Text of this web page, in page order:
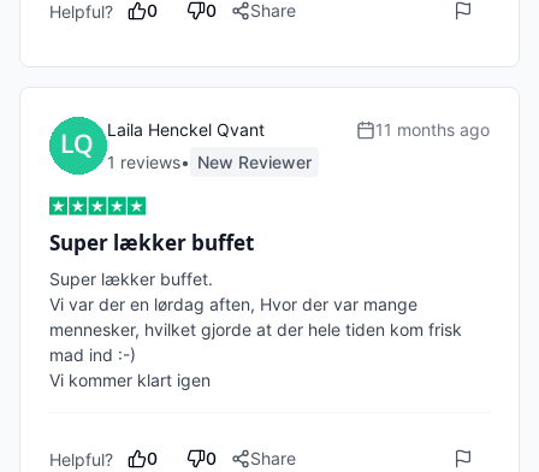
Helpful? 0 0 Share
Laila Henckel Qvant
1 reviews• New Reviewer
11 months ago
Super lækker buffet
Super lækker buffet.
Vi var der en lørdag aften, Hvor der var mange
mennesker, hvilket gjorde at der hele tiden kom frisk
mad ind :-)
Helpful? 0 0 Share